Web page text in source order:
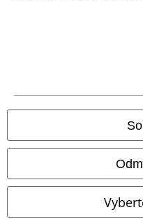
Ochrana osobních údajů